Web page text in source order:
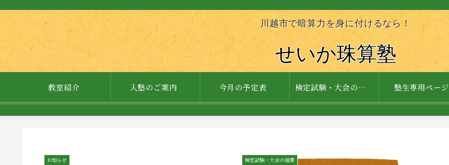
川越市で暗算力を身に付けるなら！
せいか珠算塾
教室紹介 入塾のご案内 今月の予定表 検定試験・大会の結果 塾生専用ページ
お知らせ 検定試験・大会の結果